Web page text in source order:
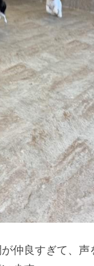
仲良すぎて、声